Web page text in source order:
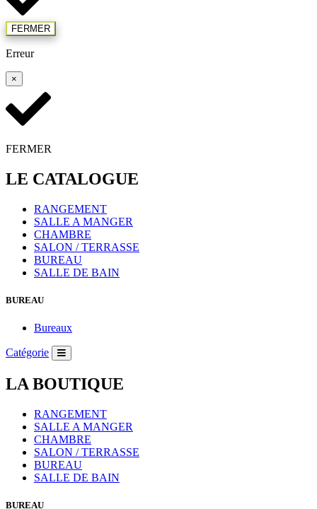
FERMER
Erreur
×
FERMER
LE CATALOGUE
RANGEMENT
SALLE A MANGER
CHAMBRE
SALON / TERRASSE
BUREAU
SALLE DE BAIN
BUREAU
Bureaux
Catégorie
LA BOUTIQUE
RANGEMENT
SALLE A MANGER
CHAMBRE
SALON / TERRASSE
BUREAU
SALLE DE BAIN
BUREAU